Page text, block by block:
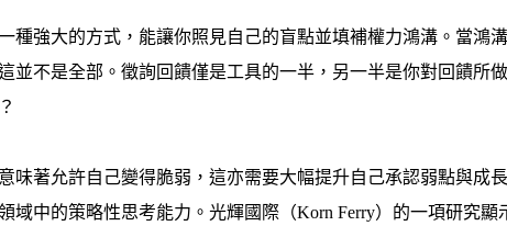
種強大的方式，能讓你照見自己的盲點並填補權力鴻溝。當鴻
並不是全部。徵詢回饋僅是工具的一半，另一半是你對回饋所
味著允許自己變得脆弱，這亦需要大幅提升自己承認弱點與成
域中的策略性思考能力。光輝國際（Korn Ferry）的一項研究